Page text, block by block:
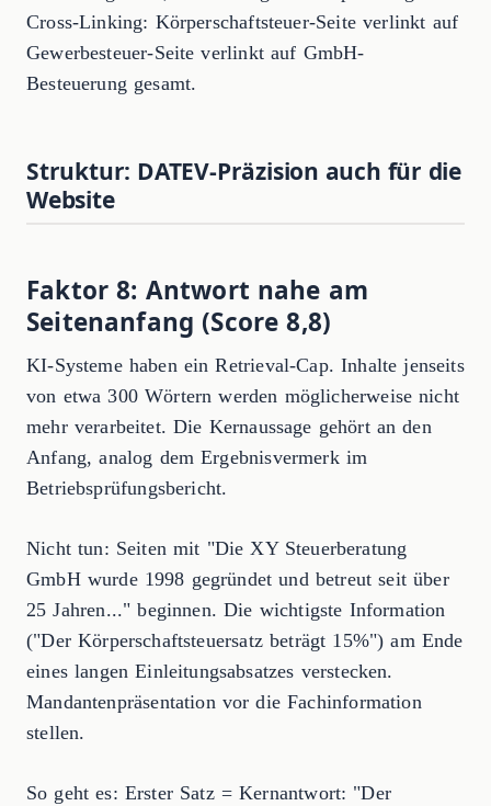
Cross-Linking: Körperschaftsteuer-Seite verlinkt auf
Gewerbesteuer-Seite verlinkt auf GmbH-
Besteuerung gesamt.
Struktur: DATEV-Präzision auch für die
Website
Faktor 8: Antwort nahe am
Seitenanfang (Score 8,8)
KI-Systeme haben ein Retrieval-Cap. Inhalte jenseits
von etwa 300 Wörtern werden möglicherweise nicht
mehr verarbeitet. Die Kernaussage gehört an den
Anfang, analog dem Ergebnisvermerk im
Betriebsprüfungsbericht.
Nicht tun: Seiten mit "Die XY Steuerberatung
GmbH wurde 1998 gegründet und betreut seit über
25 Jahren..." beginnen. Die wichtigste Information
("Der Körperschaftsteuersatz beträgt 15%") am Ende
eines langen Einleitungsabsatzes verstecken.
Mandantenpräsentation vor die Fachinformation
stellen.
So geht es: Erster Satz = Kernantwort: "Der